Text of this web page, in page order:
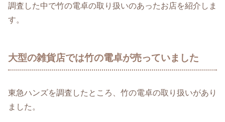
調査した中で竹の電卓の取り扱いのあったお店を紹介しま
す。
大型の雑貨店では竹の電卓が売っていました
東急ハンズを調査したところ、竹の電卓の取り扱いがあり
ました。